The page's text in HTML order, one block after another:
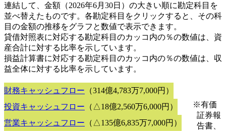
連結して、金額（2026年6月30日）の大きい順に勘定科目を
並べ替えたものです。各勘定科目をクリックすると、その科
目の金額の推移をグラフと数値で表示できます。
貸借対照表に対応する勘定科目のカッコ内の％の数値は、資
産合計に対する比率を示しています。
損益計算書に対応する勘定科目のカッコ内の％の数値は、収
益全体に対する比率を示しています。
財務キャッシュフロー （314億4,783万7,000円）
投資キャッシュフロー （△18億2,560万6,000円）
営業キャッシュフロー （△135億6,835万7,000円）
※有価
証券報
告書、